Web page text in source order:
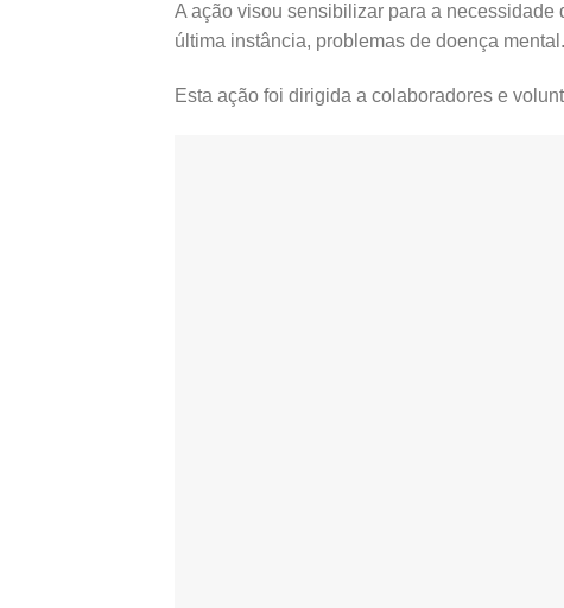
A ação visou sensibilizar para a necessidade
última instância, problemas de doença mental.
Esta ação foi dirigida a colaboradores e